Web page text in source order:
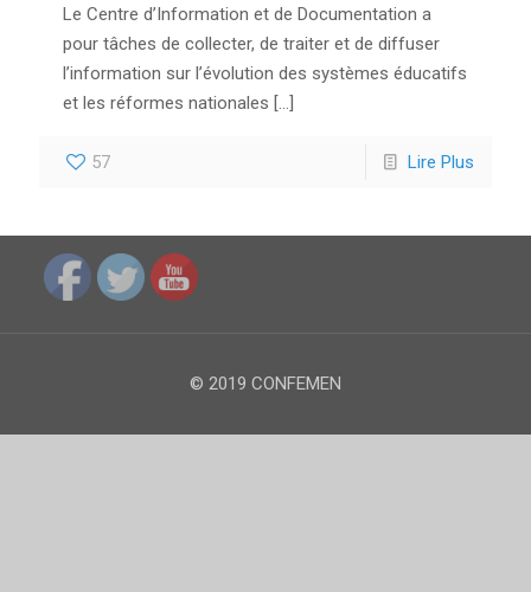
Le Centre d’Information et de Documentation a
pour tâches de collecter, de traiter et de diffuser
l’information sur l’évolution des systèmes éducatifs
et les réformes nationales […]
57 Lire Plus
© 2019 CONFEMEN